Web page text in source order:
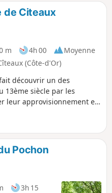
de Citeaux
m 4h 00
Moyenne
(Côte-d'Or)
découvrir un des
13ème siècle par les
leur approvisionnement en
Pochon
3h 15